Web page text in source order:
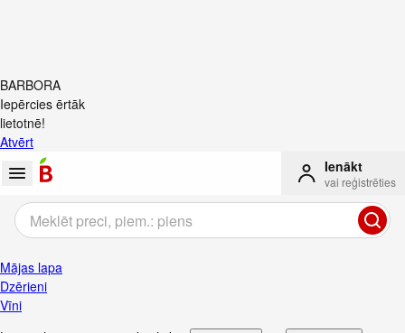
BARBORA
Iepērcies ērtāk
lietotnē!
Atvērt
Ienākt
vai reģistrēties
Mājas lapa
Dzērieni
Vīni